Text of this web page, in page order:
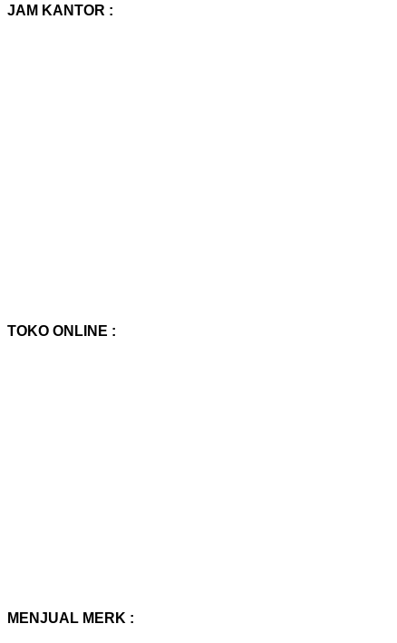
JAM KANTOR :
TOKO ONLINE :
MENJUAL MERK :